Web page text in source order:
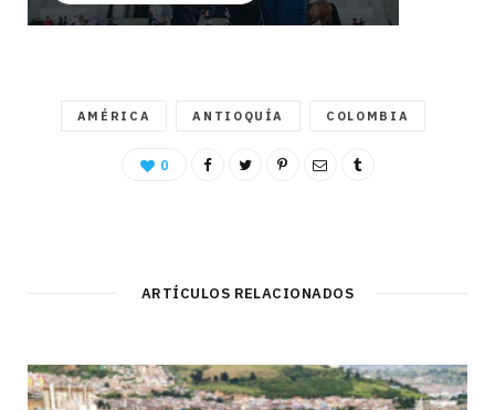
AMÉRICA ANTIOQUÍA COLOMBIA
0
ARTÍCULOS RELACIONADOS